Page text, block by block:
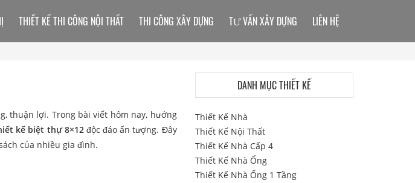
thuận lợi. Trong bài viết hôm nay, hướng
kế biệt thự 8×12độc đáo ấn tượng. Đây
của nhiều gia đình.
THIẾT KẾ THI CÔNG NỘI THẤT THI CÔNG XÂY DỰNG TƯ VẤN XÂY DỰNG LIÊN HỆ
DANH MỤC THIẾT KẾ
Thiết Kế Nhà
Thiết Kế Nội Thất
Thiết Kế Nhà Cấp 4
Thiết Kế Nhà Ống
Thiết Kế Nhà Ống 1 Tầng